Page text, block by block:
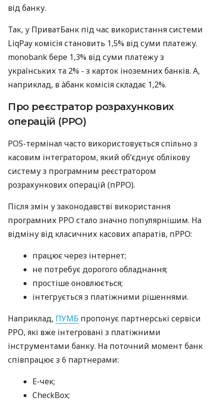
від банку.
Так, у ПриватБанк під час використання системи
LiqPay комісія становить 1,5% від суми платежу.
monobank бере 1,3% від суми платежу з
українських та 2% - з карток іноземних банків. А,
наприклад, в àбанк комісія складає 1,2%.
Про реєстратор розрахункових
операцій (РРО)
POS-термінал часто використовується спільно з
касовим інтегратором, який об’єднує облікову
систему з програмним реєстратором
розрахункових операцій (пРРО).
Після змін у законодавстві використання
програмних РРО стало значно популярнішим. На
відміну від класичних касових апаратів, пРРО:
працює через інтернет;
не потребує дорогого обладнання;
простіше оновлюється;
інтегрується з платіжними рішеннями.
Наприклад, ПУМБ пропонує партнерські сервіси
РРО, які вже інтегровані з платіжними
інструментами банку. На поточний момент банк
співпрацює з 6 партнерами:
E-чек;
CheckBox;